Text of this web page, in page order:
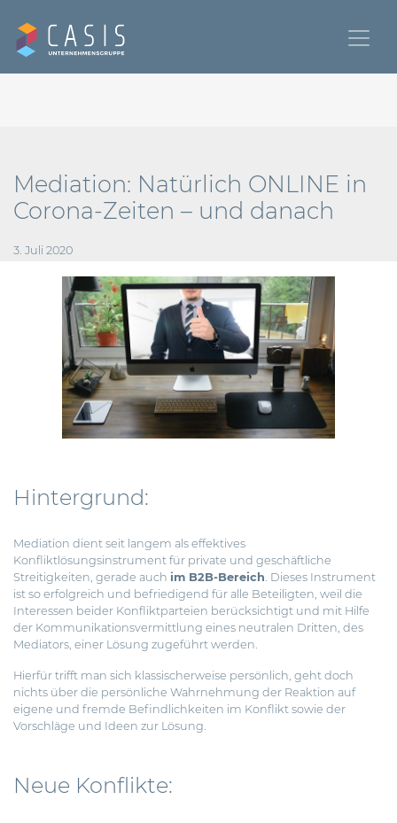
Mediation: Natürlich ONLINE in
Corona-Zeiten – und danach
3. Juli 2020
Hintergrund:
Mediation dient seit langem als effektives
Konfliktlösungsinstrument für private und geschäftliche
Streitigkeiten, gerade auch im B2B-Bereich . Dieses Instrument
ist so erfolgreich und befriedigend für alle Beteiligten, weil die
Interessen beider Konfliktparteien berücksichtigt und mit Hilfe
der Kommunikationsvermittlung eines neutralen Dritten, des
Mediators, einer Lösung zugeführt werden.
Hierfür trifft man sich klassischerweise persönlich, geht doch
nichts über die persönliche Wahrnehmung der Reaktion auf
eigene und fremde Befindlichkeiten im Konflikt sowie der
Vorschläge und Ideen zur Lösung.
Neue Konflikte: